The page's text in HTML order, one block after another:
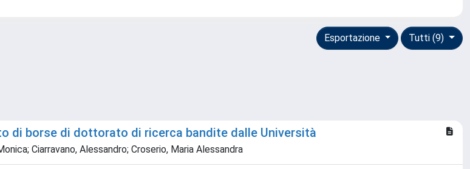
Tutti (9)
Esportazione
di borse di dottorato di ricerca bandite dalle Università
Ciarravano, Alessandro; Croserio, Maria Alessandra